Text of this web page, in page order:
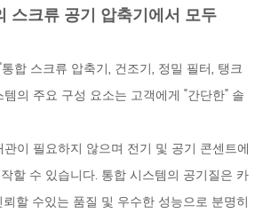
스크류 공기 압축기에서 모두
합 스크류 압축기, 건조기, 정밀 필터, 탱크
의 주요 구성 요소는 고객에게 "간단한" 솔
이 필요하지 않으며 전기 및 공기 콘센트에
할 수 있습니다. 통합 시스템의 공기질은 카
할 수있는 품질 및 우수한 성능으로 분명히